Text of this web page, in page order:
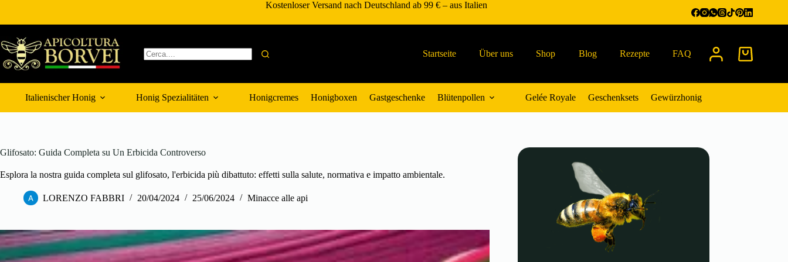
springen
Kostenloser Versand nach Deutschland ab 99 € – aus Italien
Ergebnisse
Startseite Über uns Shop Blog Rezepte FAQ Warenkorb
Italienischer Honig Honig Spezialitäten Honigcremes Honigboxen Gastgeschenke Blütenpollen Gelée Royale Geschenksets Gewürzhonig
Glifosato: Guida Completa su Un Erbicida Controverso
Esplora la nostra guida completa sul glifosato, l'erbicida più dibattuto: effetti sulla salute, normativa e impatto ambientale.
LORENZO FABBRI 20/04/2024 25/06/2024 Minacce alle api